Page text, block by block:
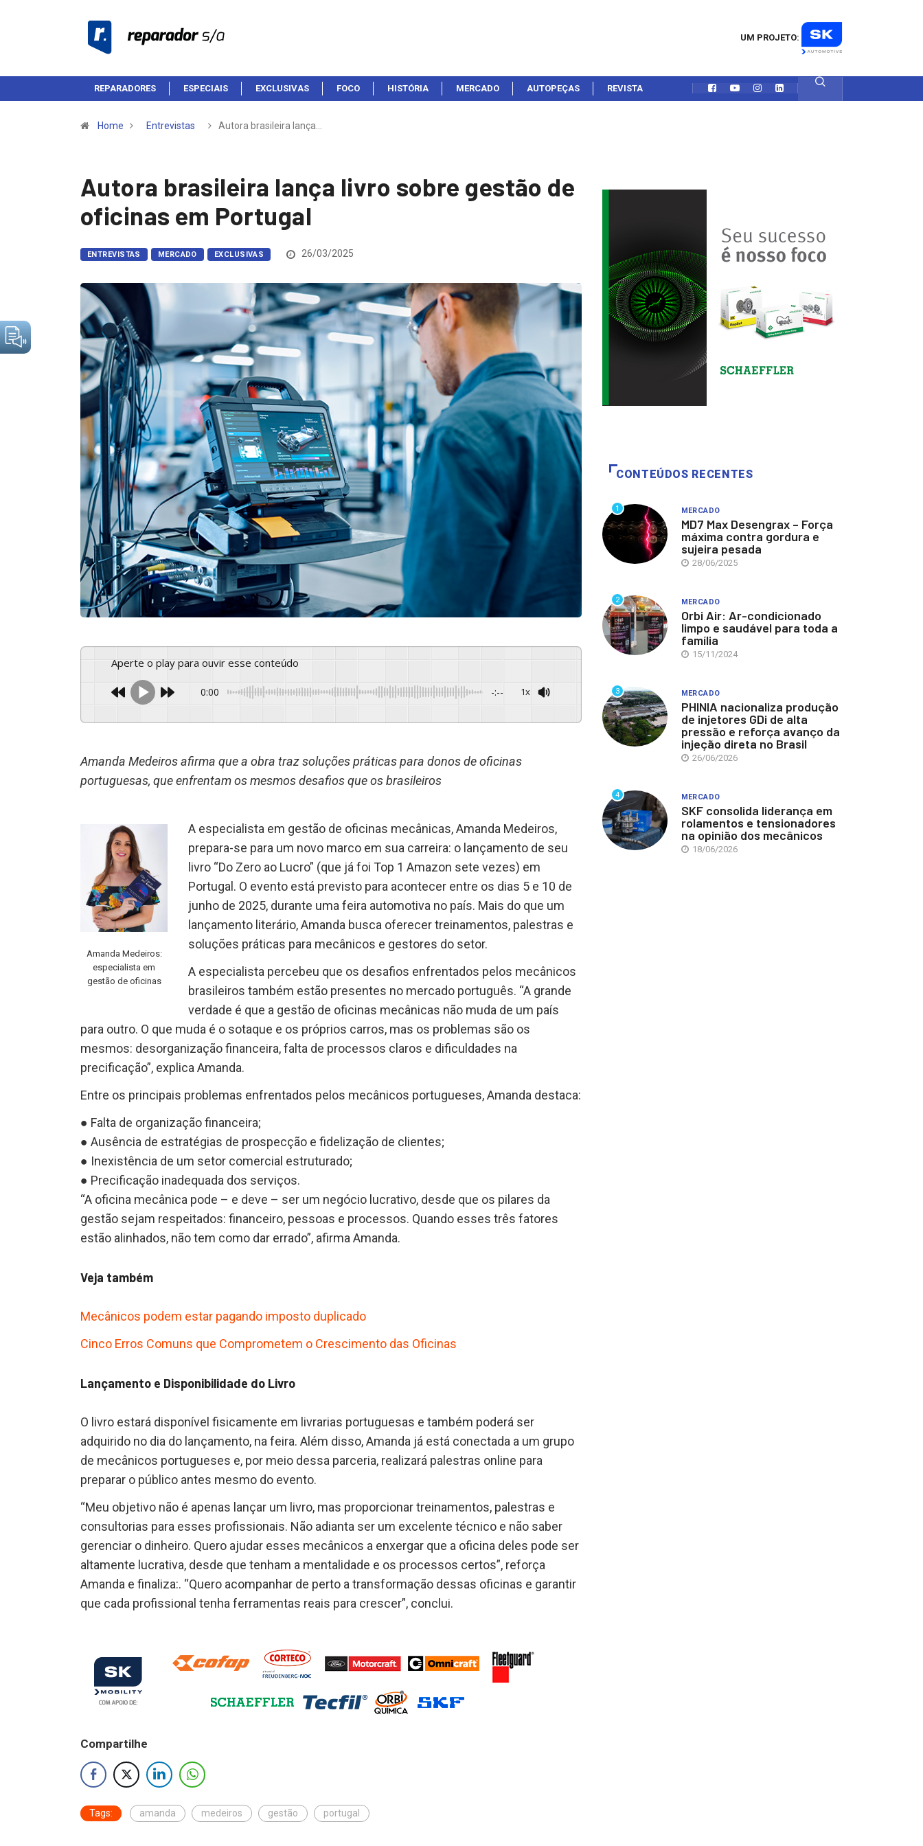
UM PROJETO:
REPARADORES ESPECIAIS EXCLUSIVAS FOCO HISTÓRIA MERCADO AUTOPEÇAS REVISTA
Home Entrevistas Autora brasileira lança…
Autora brasileira lança livro sobre gestão de
oficinas em Portugal
ENTREVISTAS MERCADO EXCLUSIVAS 26/03/2025
Aperte o play para ouvir esse conteúdo
0:00 -:-- 1x
Amanda Medeiros afirma que a obra traz soluções práticas para donos de oficinas
portuguesas, que enfrentam os mesmos desafios que os brasileiros
Amanda Medeiros:
especialista em
gestão de oficinas
A especialista em gestão de oficinas mecânicas, Amanda Medeiros,
prepara-se para um novo marco em sua carreira: o lançamento de seu
livro “Do Zero ao Lucro” (que já foi Top 1 Amazon sete vezes) em
Portugal. O evento está previsto para acontecer entre os dias 5 e 10 de
junho de 2025, durante uma feira automotiva no país. Mais do que um
lançamento literário, Amanda busca oferecer treinamentos, palestras e
soluções práticas para mecânicos e gestores do setor.
A especialista percebeu que os desafios enfrentados pelos mecânicos
brasileiros também estão presentes no mercado português. “A grande
verdade é que a gestão de oficinas mecânicas não muda de um país
para outro. O que muda é o sotaque e os próprios carros, mas os problemas são os
mesmos: desorganização financeira, falta de processos claros e dificuldades na
precificação”, explica Amanda.
Entre os principais problemas enfrentados pelos mecânicos portugueses, Amanda destaca:
● Falta de organização financeira;
● Ausência de estratégias de prospecção e fidelização de clientes;
● Inexistência de um setor comercial estruturado;
● Precificação inadequada dos serviços.
“A oficina mecânica pode – e deve – ser um negócio lucrativo, desde que os pilares da
gestão sejam respeitados: financeiro, pessoas e processos. Quando esses três fatores
estão alinhados, não tem como dar errado”, afirma Amanda.
Veja também
Mecânicos podem estar pagando imposto duplicado
Cinco Erros Comuns que Comprometem o Crescimento das Oficinas
Lançamento e Disponibilidade do Livro
O livro estará disponível fisicamente em livrarias portuguesas e também poderá ser
adquirido no dia do lançamento, na feira. Além disso, Amanda já está conectada a um grupo
de mecânicos portugueses e, por meio dessa parceria, realizará palestras online para
preparar o público antes mesmo do evento.
“Meu objetivo não é apenas lançar um livro, mas proporcionar treinamentos, palestras e
consultorias para esses profissionais. Não adianta ser um excelente técnico e não saber
gerenciar o dinheiro. Quero ajudar esses mecânicos a enxergar que a oficina deles pode ser
altamente lucrativa, desde que tenham a mentalidade e os processos certos”, reforça
Amanda e finaliza:. “Quero acompanhar de perto a transformação dessas oficinas e garantir
que cada profissional tenha ferramentas reais para crescer”, conclui.
Compartilhe
Tags: amanda medeiros gestão portugal
CONTEÚDOS RECENTES
1 MERCADO
MD7 Max Desengrax – Força
máxima contra gordura e
sujeira pesada
28/06/2025
2 MERCADO
Orbi Air: Ar-condicionado
limpo e saudável para toda a
família
15/11/2024
3 MERCADO
PHINIA nacionaliza produção
de injetores GDi de alta
pressão e reforça avanço da
injeção direta no Brasil
26/06/2026
4 MERCADO
SKF consolida liderança em
rolamentos e tensionadores
na opinião dos mecânicos
18/06/2026